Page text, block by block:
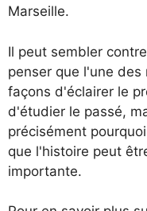
Marseille.
Il peut sembler
penser que l'une des
façons d'éclairer le
d'étudier le passé,
précisément
que l'histoire peut
importante.